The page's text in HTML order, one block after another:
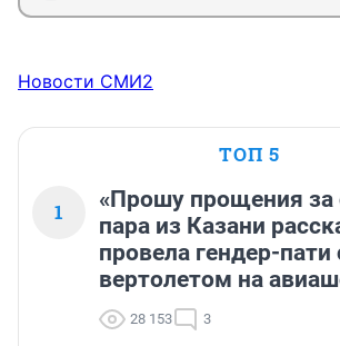
Новости СМИ2
ТОП 5
1
«Прошу прощения за
пара из Казани
провела гендер-пати
вертолетом на
28 153 3